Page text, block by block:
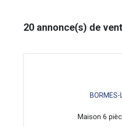
20 annonce(s) de